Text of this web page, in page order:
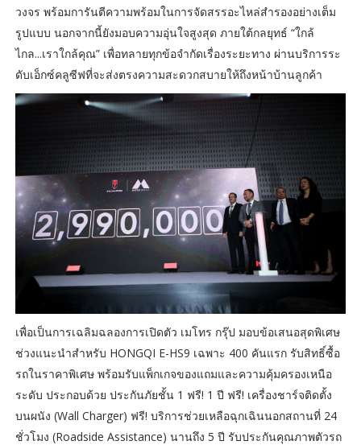
วงจร พร้อมการันตีความพร้อมในการจัดสรรอะไหล่สำรองอย่างเต็ม
รูปแบบ นอกจากนี้ยังมอบความอุ่นใจสูงสุด ภายใต้กลยุทธ์ “ใกล้
ไกล...เราใกล้คุณ” เพื่อทลายทุกข้อจำกัดเรื่องระยะทาง ผ่านบริการระ
ดับเอ็กซ์คลูซีฟที่จะส่งตรงความสะดวกสบายให้ถึงหน้าบ้านลูกค้า
เพื่อเป็นการเฉลิมฉลองการเปิดตัว เมโทร กรุ๊ป มอบข้อเสนอสุดพิเศษ
ช่วงแนะนำสำหรับ HONGQI E-HS9 เฉพาะ 400 คันแรก รับสิทธิ์ซื้อ
รถในราคาพิเศษ พร้อมรับแพ็กเกจของแถมและความคุ้มครองเหนือ
ระดับ ประกอบด้วย ประกันภัยชั้น 1 ฟรี! 1 ปี ฟรี! เครื่องชาร์จติดตั้ง
บนผนัง (Wall Charger) ฟรี! บริการช่วยเหลือฉุกเฉินนอกสถานที่ 24
ชั่วโมง (Roadside Assistance) นานถึง 5 ปี รับประกันคุณภาพตัวรถ